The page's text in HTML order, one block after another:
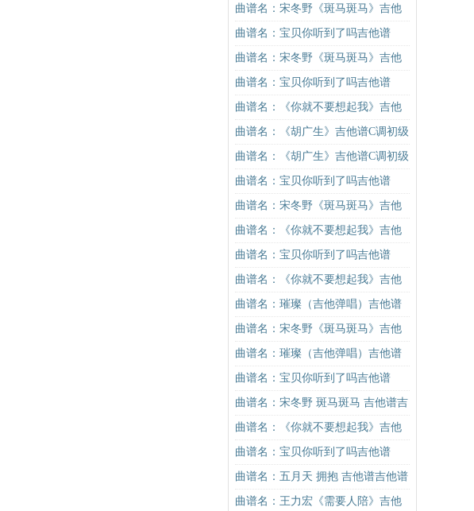
吉他谱
曲谱名：宋冬野《斑马斑马》吉他
谱G调初级进阶版（酷音小伟吉他教
学）吉他谱
曲谱名：宝贝你听到了吗吉他谱
曲谱名：宋冬野《斑马斑马》吉他
谱G调初级进阶版（酷音小伟吉他教
学）吉他谱
曲谱名：宝贝你听到了吗吉他谱
曲谱名：《你就不要想起我》吉他
谱C调简单版吉他谱
曲谱名：《胡广生》吉他谱C调初级
进阶版（酷音小伟吉他弹唱教学）
吉他谱
曲谱名：《胡广生》吉他谱C调初级
进阶版（酷音小伟吉他弹唱教学）
吉他谱
曲谱名：宝贝你听到了吗吉他谱
曲谱名：宋冬野《斑马斑马》吉他
谱C调简单版（酷音小伟吉他教学）
吉他谱
曲谱名：《你就不要想起我》吉他
谱C调简单版吉他谱
曲谱名：宝贝你听到了吗吉他谱
曲谱名：《你就不要想起我》吉他
谱C调简单版吉他谱
曲谱名：璀璨（吉他弹唱）吉他谱
曲谱名：宋冬野《斑马斑马》吉他
谱C调简单版（酷音小伟吉他教学）
吉他谱
曲谱名：璀璨（吉他弹唱）吉他谱
曲谱名：宝贝你听到了吗吉他谱
曲谱名：宋冬野 斑马斑马 吉他谱吉
他谱
曲谱名：《你就不要想起我》吉他
谱C调简单版吉他谱
曲谱名：宝贝你听到了吗吉他谱
曲谱名：五月天 拥抱 吉他谱吉他谱
曲谱名：王力宏《需要人陪》吉他